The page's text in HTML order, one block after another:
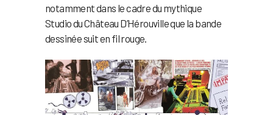
notamment dans le cadre du mythique
Studio du Château D’Hérouville que la bande
dessinée suit en fil rouge.